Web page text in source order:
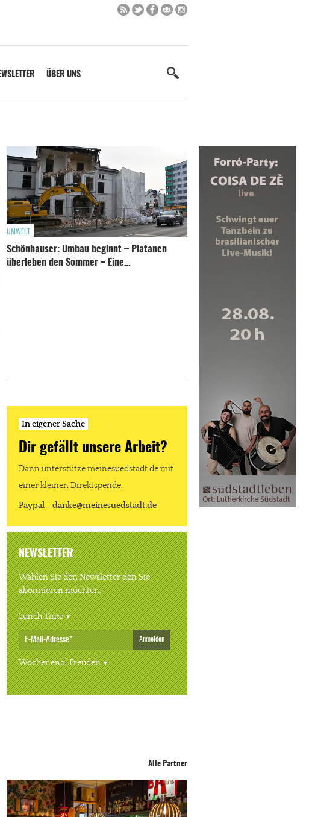
ÜBER UNS
UMWELT
Schönhauser: Umbau beginnt – Platanen
überleben den Sommer – Eine…
In eigener Sache
Dir gefällt unsere Arbeit?
Dann unterstütze meinesuedstadt.de mit
einer kleinen Direktspende.
Paypal - danke@meinesuedstadt.de
NEWSLETTER
Wählen Sie den Newsletter den Sie
abonnieren möchten.
Lunch Time
Anmelden
Wochenend-Freuden
Alle Partner